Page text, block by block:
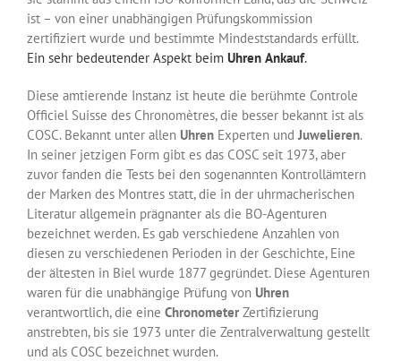
ist – von einer unabhängigen Prüfungskommission
zertifiziert wurde und bestimmte Mindeststandards erfüllt.
Ein sehr bedeutender Aspekt beim Uhren Ankauf.
Diese amtierende Instanz ist heute die berühmte Controle
Officiel Suisse des Chronomètres, die besser bekannt ist als
COSC. Bekannt unter allen Uhren Experten und Juwelieren.
In seiner jetzigen Form gibt es das COSC seit 1973, aber
zuvor fanden die Tests bei den sogenannten Kontrollämtern
der Marken des Montres statt, die in der uhrmacherischen
Literatur allgemein prägnanter als die BO-Agenturen
bezeichnet werden. Es gab verschiedene Anzahlen von
diesen zu verschiedenen Perioden in der Geschichte, Eine
der ältesten in Biel wurde 1877 gegründet. Diese Agenturen
waren für die unabhängige Prüfung von Uhren
verantwortlich, die eine Chronometer Zertifizierung
anstrebten, bis sie 1973 unter die Zentralverwaltung gestellt
und als COSC bezeichnet wurden.